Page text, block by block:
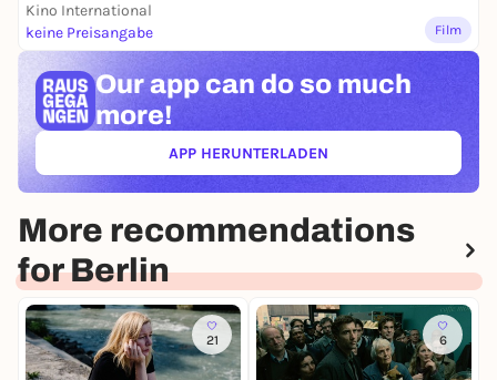
Kino International
keine Preisangabe
Film
Our app can do so much
more!
APP HERUNTERLADEN(ÖFFNET IN NEUEM TAB)
More recommendations
for Berlin
21 6